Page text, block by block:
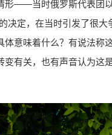
形——当时俄罗斯代表团
决定，在当时引发了很大
体意味着什么？有说法称
变有关，也有声音认为这